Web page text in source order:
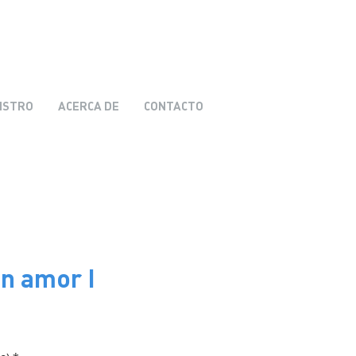
ACERCA DE CONTACTO
amor I